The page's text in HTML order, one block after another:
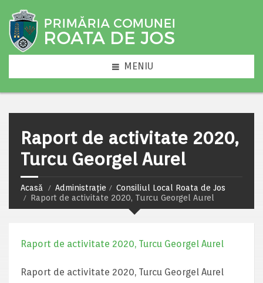
MENIU
Raport de activitate 2020,
Turcu Georgel Aurel
Acasă Administrație
Consiliul Local Roata de Jos
Raport de activitate 2020, Turcu Georgel Aurel
Raport de activitate 2020, Turcu Georgel Aurel
Raport de activitate 2020, Turcu Georgel Aurel